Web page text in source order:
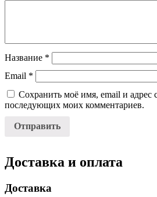
Название *
Email *
Сохранить моё имя, email и адрес
последующих моих комментариев.
Доставка и оплата
Доставка